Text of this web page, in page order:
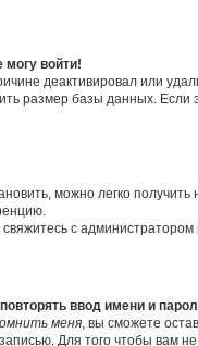
могу войти!
деактивировал или
размер базы данных. Если
можно легко
с администратором
ввод имени и
меня , вы сможете
Для того чтобы вам